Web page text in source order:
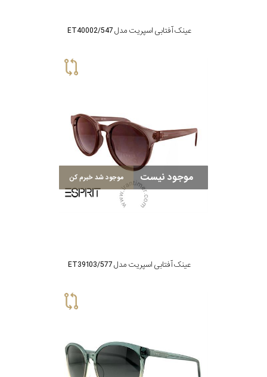
عینک آفتابی اسپریت مدل ET40002/547
موجود نیست موجود شد خبرم کن
عینک آفتابی اسپریت مدل ET39103/577